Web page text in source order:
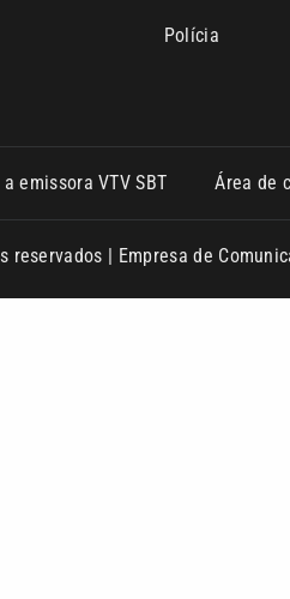
Polícia
emissora VTV SBT Área de
| Empresa de